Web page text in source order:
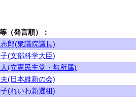
（発言順）：
郎(衆議院議長)
(文部科学大臣)
(立憲民主党・無所属)
(日本維新の会)
(れいわ新選組)